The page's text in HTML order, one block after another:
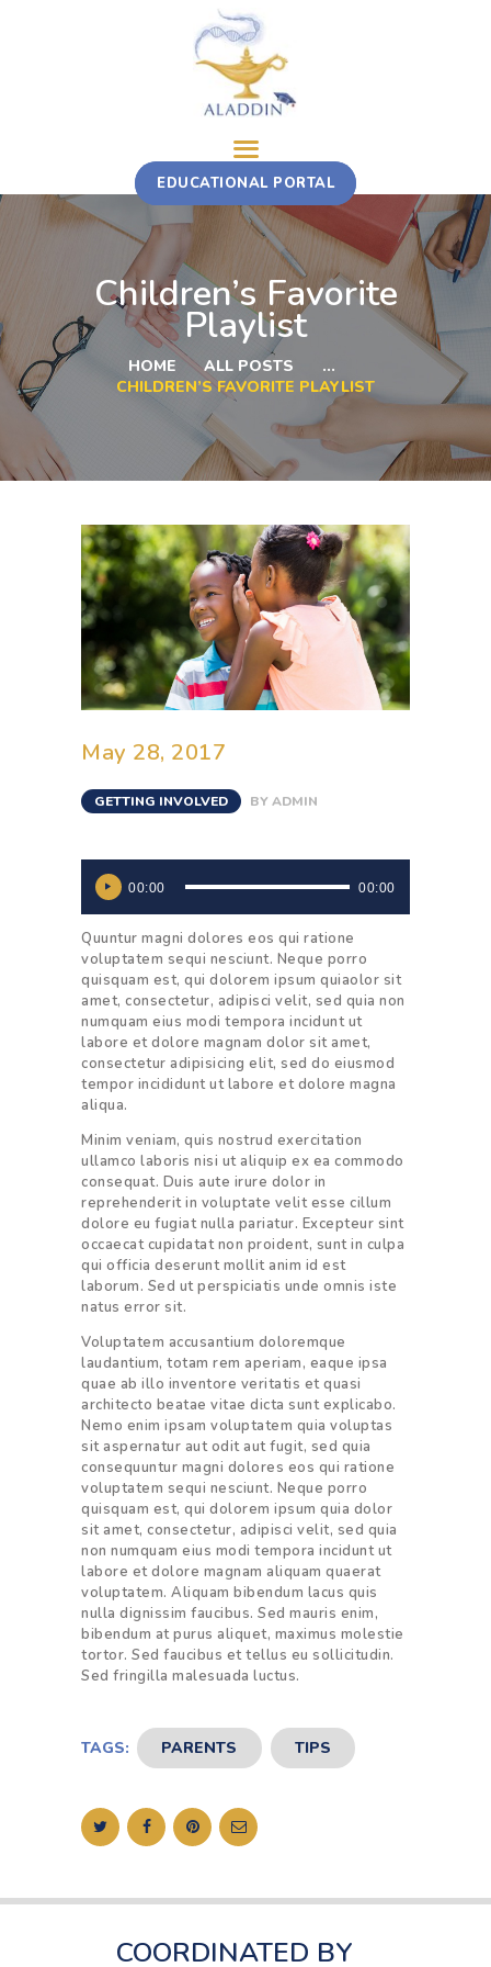
EDUCATIONAL PORTAL
Children’s Favorite
Playlist
HOME ALL POSTS
...
CHILDREN’S FAVORITE PLAYLIST
TRAINING COURSE
MULTI-STAKEHOLDER ROTATION
FELLOWSHIP
CONTACT
May 28, 2017
GETTING INVOLVED BY ADMIN
Player 00:00 00:00
Quuntur magni dolores eos qui ratione
voluptatem sequi nesciunt. Neque porro
quisquam est, qui dolorem ipsum quiaolor sit
amet, consectetur, adipisci velit, sed quia non
numquam eius modi tempora incidunt ut
labore et dolore magnam dolor sit amet,
consectetur adipisicing elit, sed do eiusmod
tempor incididunt ut labore et dolore magna
aliqua.
Minim veniam, quis nostrud exercitation
ullamco laboris nisi ut aliquip ex ea commodo
consequat. Duis aute irure dolor in
reprehenderit in voluptate velit esse cillum
dolore eu fugiat nulla pariatur. Excepteur sint
occaecat cupidatat non proident, sunt in culpa
qui officia deserunt mollit anim id est
laborum. Sed ut perspiciatis unde omnis iste
natus error sit.
Voluptatem accusantium doloremque
laudantium, totam rem aperiam, eaque ipsa
quae ab illo inventore veritatis et quasi
architecto beatae vitae dicta sunt explicabo.
Nemo enim ipsam voluptatem quia voluptas
sit aspernatur aut odit aut fugit, sed quia
consequuntur magni dolores eos qui ratione
voluptatem sequi nesciunt. Neque porro
quisquam est, qui dolorem ipsum quia dolor
sit amet, consectetur, adipisci velit, sed quia
non numquam eius modi tempora incidunt ut
labore et dolore magnam aliquam quaerat
voluptatem. Aliquam bibendum lacus quis
nulla dignissim faucibus. Sed mauris enim,
bibendum at purus aliquet, maximus molestie
tortor. Sed faucibus et tellus eu sollicitudin.
Sed fringilla malesuada luctus.
TAGS: PARENTS , TIPS
COORDINATED BY